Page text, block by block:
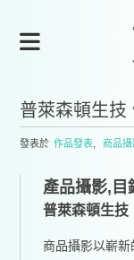
普萊森頓生技
發表於 作品發表 商品攝
產品攝影,目
普萊森頓生技
商品攝影以嶄新